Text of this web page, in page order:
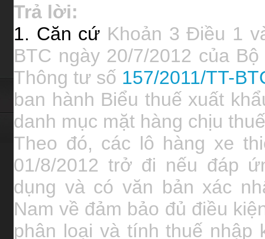
Trả lời:
1. Căn cứ Khoản 3 Điều 1
BTC ngày 20/7/2012 của
Thông tư số 157/2011/TT-
ban hành Biểu thuế xuất
danh mục mặt hàng chịu
Theo đó, các lô hàng xe
01/8/2012 trở đi nếu đáp
dụng và có văn bản xác
Nam về đảm bảo đủ điều
phân loại và tính thuế nhập